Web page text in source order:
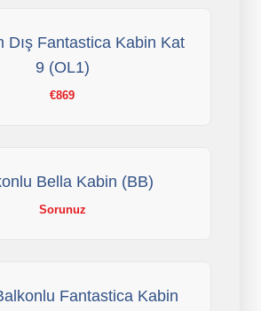
Dış Fantastica Kabin Kat
9 (OL1)
€869
Bella Kabin (BB)
Sorunuz
Fantastica Kabin